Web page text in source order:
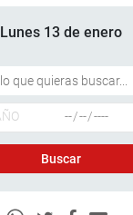
Lunes 13 de enero